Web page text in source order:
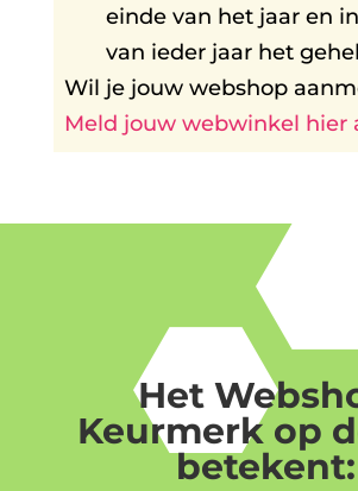
einde van het jaar en
van ieder jaar het
Wil je jouw webshop
Meld jouw webwinkel hier
Het
Keurmerk op
betekent: